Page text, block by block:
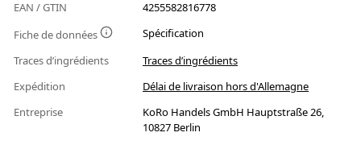
EAN / GTIN
4255582816778
Fiche de données
Spécification
Traces d’ingrédients
Traces d’ingrédients
Expédition
Délai de livraison hors d'Allemagne
Entreprise
KoRo Handels GmbH Hauptstraße 26,
10827 Berlin